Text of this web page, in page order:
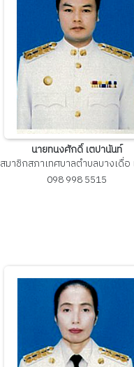
นายทนงศักดิ์ เตปานันท์
สมาชิกสภาเทศบาลตำบลบางเดื่อ
098 998 5515